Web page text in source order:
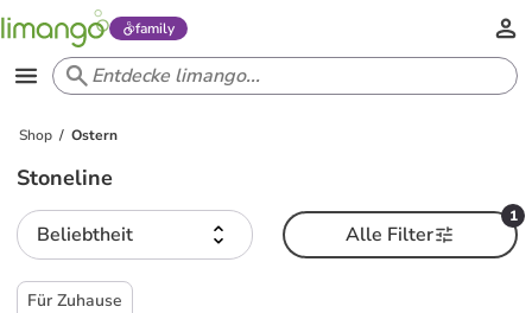
family
Shop Ostern
Stoneline
Beliebtheit
1
Alle Filter
Für Zuhause